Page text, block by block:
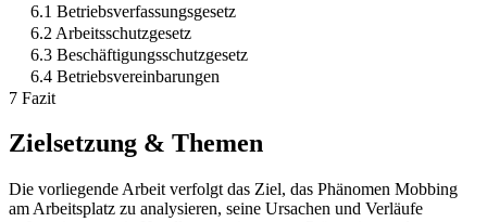
6.1 Betriebsverfassungsgesetz
6.2 Arbeitsschutzgesetz
6.3 Beschäftigungsschutzgesetz
6.4 Betriebsvereinbarungen
7 Fazit
Zielsetzung & Themen
Die vorliegende Arbeit verfolgt das Ziel, das Phänomen Mobbing
am Arbeitsplatz zu analysieren, seine Ursachen und Verläufe